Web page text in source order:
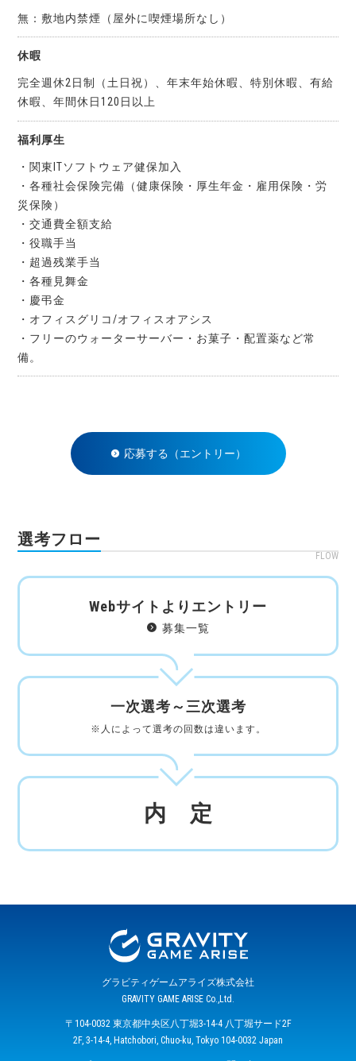
無：敷地内禁煙（屋外に喫煙場所なし）
休暇
完全週休2日制（土日祝）、年末年始休暇、特別休暇、有給
休暇、年間休日120日以上
福利厚生
・関東ITソフトウェア健保加入
・各種社会保険完備（健康保険・厚生年金・雇用保険・労
災保険）
・交通費全額支給
・役職手当
・超過残業手当
・各種見舞金
・慶弔金
・オフィスグリコ/オフィスオアシス
・フリーのウォーターサーバー・お菓子・配置薬など常
備。
応募する（エントリー）
選考フロー
FLOW
Webサイトよりエントリー
募集一覧
一次選考～三次選考
※人によって選考の回数は違います。
内 定
グラビティゲームアライズ株式会社
GRAVITY GAME ARISE Co.,Ltd.
〒104-0032 東京都中央区八丁堀3-14-4 八丁堀サード2F
2F, 3-14-4, Hatchobori, Chuo-ku, Tokyo 104-0032 Japan